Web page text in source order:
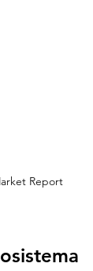
Report